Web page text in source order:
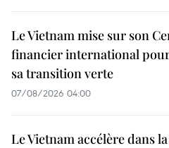
Le Vietnam mise sur son
financier international
sa transition verte
07/08/2026 04:00
Le Vietnam accélère dans